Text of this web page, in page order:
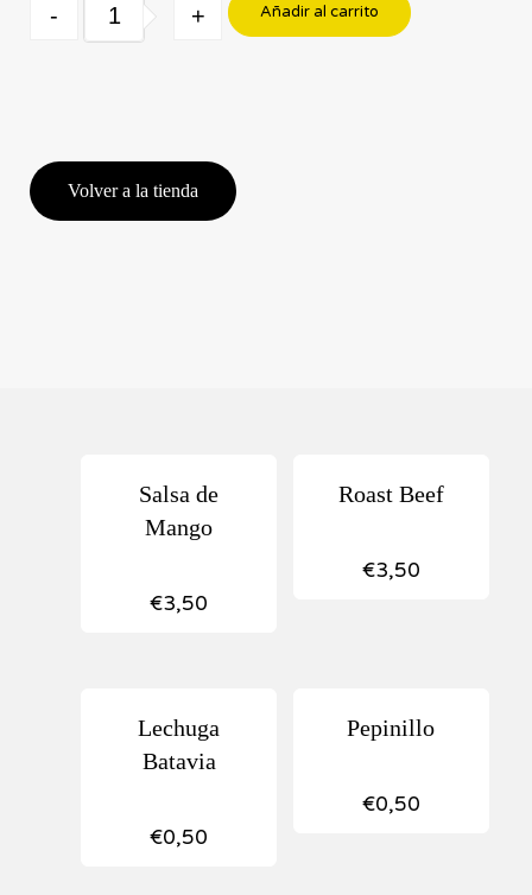
- + Añadir al carrito
Volver a la tienda
Salsa de
Mango
€3,50
Roast Beef
€3,50
Lechuga
Batavia
€0,50
Pepinillo
€0,50